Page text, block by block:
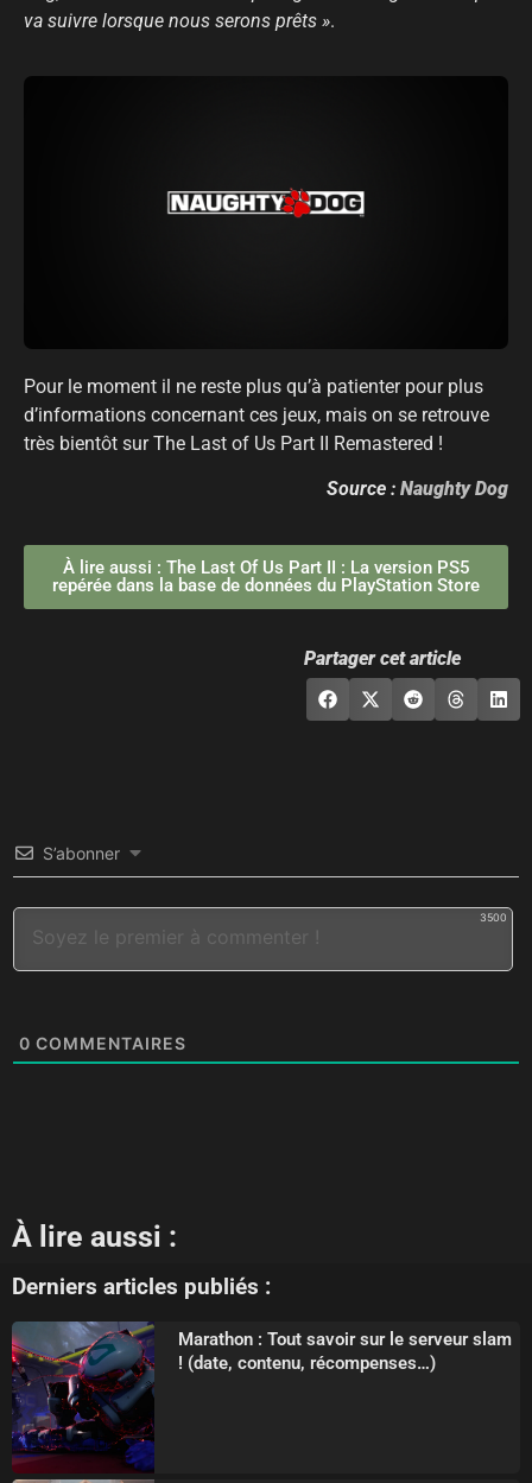
va suivre lorsque nous serons prêts ».
Pour le moment il ne reste plus qu’à patienter pour plus
d’informations concernant ces jeux, mais on se retrouve
très bientôt sur The Last of Us Part II Remastered !
Source : Naughty Dog
À lire aussi : The Last Of Us Part II : La version PS5
repérée dans la base de données du PlayStation Store
Partager cet article
S’abonner
3500
0 COMMENTAIRES
À lire aussi :
Derniers articles publiés :
Marathon : Tout savoir sur le serveur slam
! (date, contenu, récompenses…)